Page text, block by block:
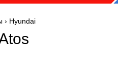
› Hyundai